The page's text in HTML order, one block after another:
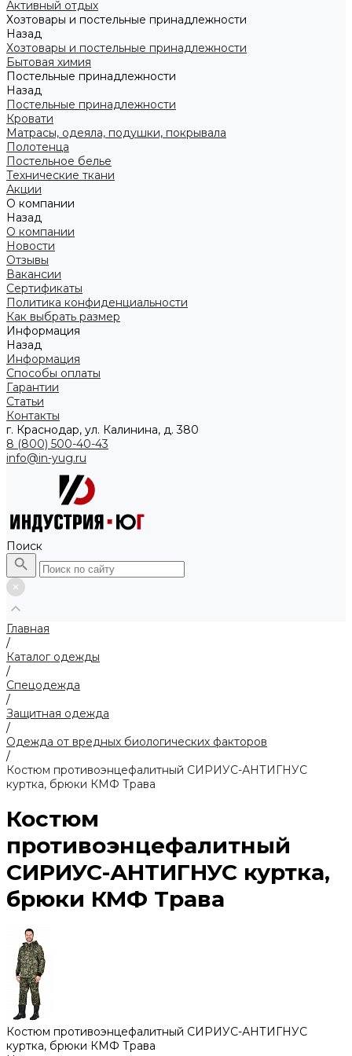
Активный отдых
Хозтовары и постельные принадлежности
Назад
Хозтовары и постельные принадлежности
Бытовая химия
Постельные принадлежности
Назад
Постельные принадлежности
Кровати
Матрасы, одеяла, подушки, покрывала
Полотенца
Постельное белье
Технические ткани
Акции
О компании
Назад
О компании
Новости
Отзывы
Вакансии
Сертификаты
Политика конфиденциальности
Как выбрать размер
Информация
Назад
Информация
Способы оплаты
Гарантии
Статьи
Контакты
г. Краснодар, ул. Калинина, д. 380
8 (800) 500-40-43
info@in-yug.ru
Поиск
Главная
/
Каталог одежды
/
Спецодежда
/
Защитная одежда
/
Одежда от вредных биологических факторов
/
Костюм противоэнцефалитный СИРИУС-АНТИГНУС
куртка, брюки КМФ Трава
Костюм
противоэнцефалитный
СИРИУС-АНТИГНУС куртка,
брюки КМФ Трава
Костюм противоэнцефалитный СИРИУС-АНТИГНУС
куртка, брюки КМФ Трава